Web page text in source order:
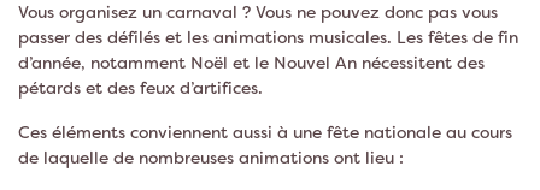
Vous organisez un carnaval ? Vous ne pouvez donc pas vous
passer des défilés et les animations musicales. Les fêtes de fin
d’année, notamment Noël et le Nouvel An nécessitent des
pétards et des feux d’artifices.
Ces éléments conviennent aussi à une fête nationale au cours
de laquelle de nombreuses animations ont lieu :